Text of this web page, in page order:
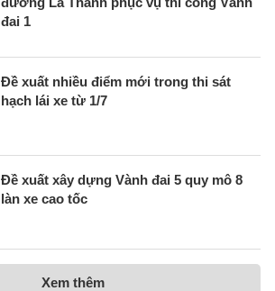
đai 1
Đề xuất nhiều điểm mới trong thi sát
hạch lái xe từ 1/7
Đề xuất xây dựng Vành đai 5 quy mô 8
làn xe cao tốc
Xem thêm